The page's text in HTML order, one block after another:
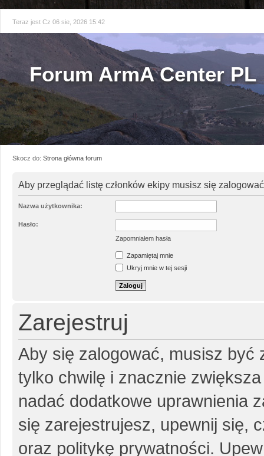
Teraz jest Cz 06 sie, 2026 15:42
Forum ArmA Center PL
Skocz do: Strona główna forum
Aby przeglądać listę członków ekipy musisz się
Nazwa użytkownika:
Hasło:
Zapomniałem hasła
Zapamiętaj mnie
Ukryj mnie w tej sesji
Zarejestruj
Aby się zalogować, musisz być
tylko chwilę i znacznie
nadać dodatkowe uprawnienia
się zarejestrujesz, upewnij się,
oraz politykę prywatności.